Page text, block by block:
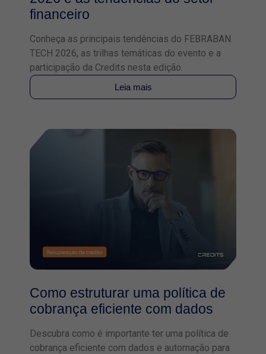
financeiro
Conheça as principais tendências do FEBRABAN
TECH 2026, as trilhas temáticas do evento e a
participação da Credits nesta edição.
Leia mais
Como estruturar uma política de
cobrança eficiente com dados
Descubra como é importante ter uma política de
cobrança eficiente com dados e automação para